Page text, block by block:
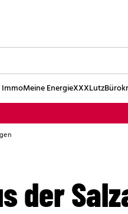
Meine EnergieXXXLutz
der